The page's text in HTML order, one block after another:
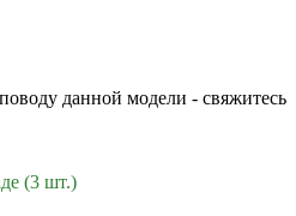
данной модели - свяжитесь
(3 шт.)